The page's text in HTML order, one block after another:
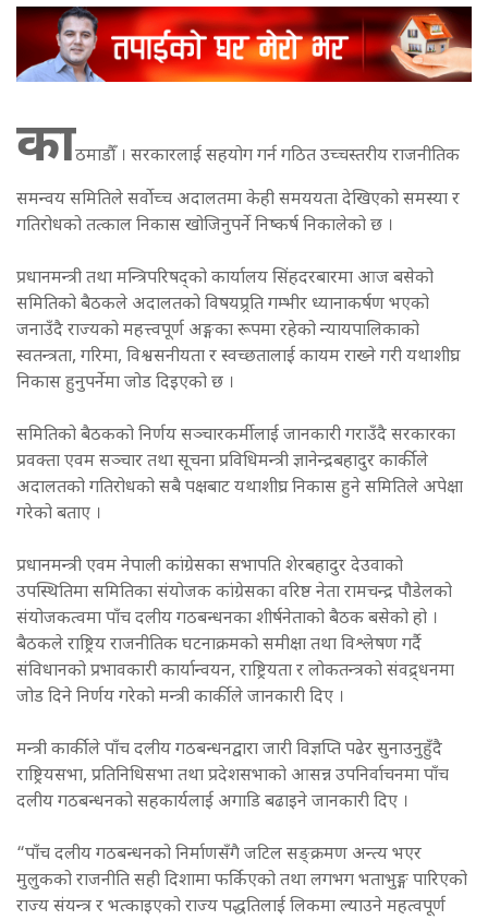
काठमाडौँ । सरकारलाई सहयोग गर्न गठित उच्चस्तरीय राजनीतिक
समन्वय समितिले सर्वोच्च अदालतमा केही समययता देखिएको समस्या र
गतिरोधको तत्काल निकास खोजिनुपर्ने निष्कर्ष निकालेको छ ।
प्रधानमन्त्री तथा मन्त्रिपरिषद्को कार्यालय सिंहदरबारमा आज बसेको
समितिको बैठकले अदालतको विषयप्र्रति गम्भीर ध्यानाकर्षण भएको
जनाउँदै राज्यको महत्त्वपूर्ण अङ्गका रूपमा रहेको न्यायपालिकाको
स्वतन्त्रता, गरिमा, विश्वसनीयता र स्वच्छतालाई कायम राख्ने गरी यथाशीघ्र
निकास हुनुपर्नेमा जोड दिइएको छ ।
समितिको बैठकको निर्णय सञ्चारकर्मीलाई जानकारी गराउँदै सरकारका
प्रवक्ता एवम सञ्चार तथा सूचना प्रविधिमन्त्री ज्ञानेन्द्रबहादुर कार्कीले
अदालतको गतिरोधको सबै पक्षबाट यथाशीघ्र निकास हुने समितिले अपेक्षा
गरेको बताए ।
प्रधानमन्त्री एवम नेपाली कांग्रेसका सभापति शेरबहादुर देउवाको
उपस्थितिमा समितिका संयोजक कांग्रेसका वरिष्ठ नेता रामचन्द्र पौडेलको
संयोजकत्वमा पाँच दलीय गठबन्धनका शीर्षनेताको बैठक बसेको हो ।
बैठकले राष्ट्रिय राजनीतिक घटनाक्रमको समीक्षा तथा विश्लेषण गर्दै
संविधानको प्रभावकारी कार्यान्वयन, राष्ट्रियता र लोकतन्त्रको संवद्र्धनमा
जोड दिने निर्णय गरेको मन्त्री कार्कीले जानकारी दिए ।
मन्त्री कार्कीले पाँच दलीय गठबन्धनद्वारा जारी विज्ञप्ति पढेर सुनाउनुहुँदै
राष्ट्रियसभा, प्रतिनिधिसभा तथा प्रदेशसभाको आसन्न उपनिर्वाचनमा पाँच
दलीय गठबन्धनको सहकार्यलाई अगाडि बढाइने जानकारी दिए ।
“पाँच दलीय गठबन्धनको निर्माणसँगै जटिल सङ्क्रमण अन्त्य भएर
मुलुकको राजनीति सही दिशामा फर्किएको तथा लगभग भताभुङ्ग पारिएको
राज्य संयन्त्र र भत्काइएको राज्य पद्धतिलाई लिकमा ल्याउने महत्वपूर्ण